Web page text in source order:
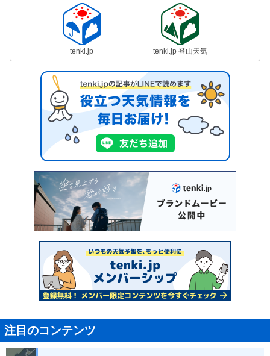
tenki.jp tenki.jp 登山天気
注目のコンテンツ